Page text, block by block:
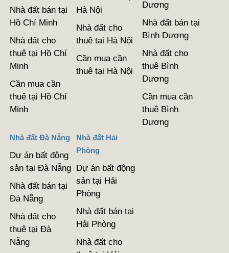
Nhà đất bán tại
Hồ Chí Minh
Nhà đất cho
thuê tại Hồ Chí
Minh
Cần mua cần
thuê tại Hồ Chí
Minh
Hà Nội
Nhà đất cho
thuê tại Hà Nội
Cần mua cần
thuê tại Hà Nội
Dương
Nhà đất bán tại
Bình Dương
Nhà đất cho
thuê Bình
Dương
Cần mua cần
thuê Bình
Dương
Nhà đất Đà Nẵng
Dự án bất động
sản tại Đà Nẵng
Nhà đất bán tại
Đà Nẵng
Nhà đất cho
thuê tại Đà
Nẵng
Nhà đất Hải
Phòng
Dự án bất động
sản tại Hải
Phòng
Nhà đất bán tại
Hải Phòng
Nhà đất cho